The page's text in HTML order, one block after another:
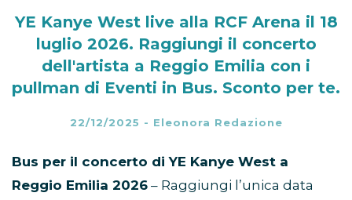
YE Kanye West live alla RCF Arena il 18
luglio 2026. Raggiungi il concerto
dell'artista a Reggio Emilia con i
pullman di Eventi in Bus. Sconto per te.
22/12/2025 - Eleonora Redazione
Bus per il concerto di YE Kanye West a
Reggio Emilia 2026 – Raggiungi l’unica data